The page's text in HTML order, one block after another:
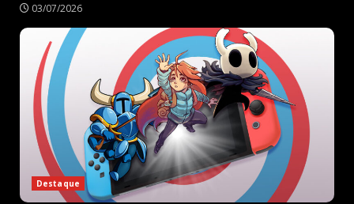
03/07/2026
Destaque